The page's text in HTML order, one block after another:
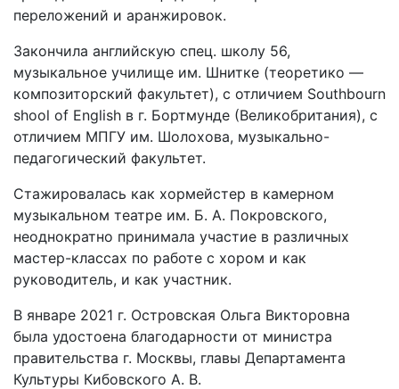
переложений и аранжировок.
Закончила английскую спец. школу 56,
музыкальное училище им. Шнитке (теоретико —
композиторский факультет), с отличием Southbourn
shool of English в г. Бортмунде (Великобритания), с
отличием МПГУ им. Шолохова, музыкально-
педагогический факультет.
Стажировалась как хормейстер в камерном
музыкальном театре им. Б. А. Покровского,
неоднократно принимала участие в различных
мастер-классах по работе с хором и как
руководитель, и как участник.
В январе 2021 г. Островская Ольга Викторовна
была удостоена благодарности от министра
правительства г. Москвы, главы Департамента
Культуры Кибовского А. В.